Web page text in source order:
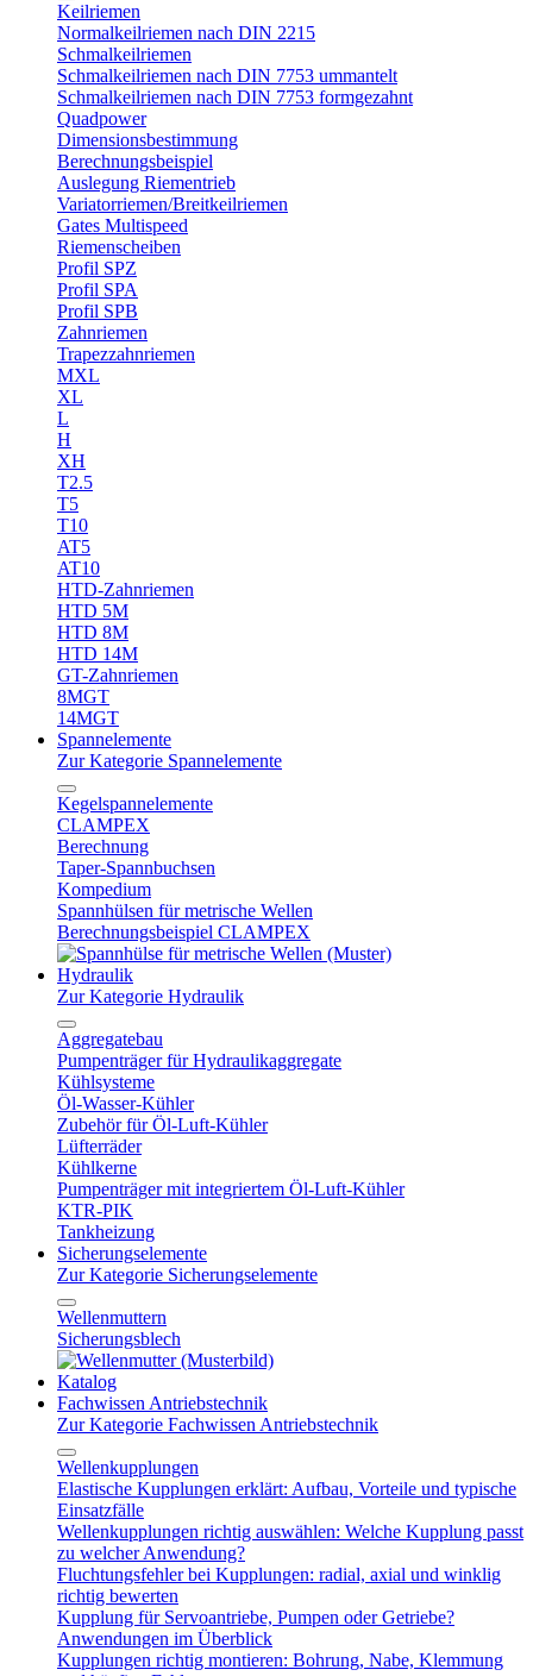
Keilriemen
Normalkeilriemen nach DIN 2215
Schmalkeilriemen
Schmalkeilriemen nach DIN 7753 ummantelt
Schmalkeilriemen nach DIN 7753 formgezahnt
Quadpower
Dimensionsbestimmung
Berechnungsbeispiel
Auslegung Riementrieb
Variatorriemen/Breitkeilriemen
Gates Multispeed
Riemenscheiben
Profil SPZ
Profil SPA
Profil SPB
Zahnriemen
Trapezzahnriemen
MXL
XL
L
H
XH
T2.5
T5
T10
AT5
AT10
HTD-Zahnriemen
HTD 5M
HTD 8M
HTD 14M
GT-Zahnriemen
8MGT
14MGT
Spannelemente
Zur Kategorie Spannelemente
Kegelspannelemente
CLAMPEX
Berechnung
Taper-Spannbuchsen
Kompedium
Spannhülsen für metrische Wellen
Berechnungsbeispiel CLAMPEX
Hydraulik
Zur Kategorie Hydraulik
Aggregatebau
Pumpenträger für Hydraulikaggregate
Kühlsysteme
Öl-Wasser-Kühler
Zubehör für Öl-Luft-Kühler
Lüfterräder
Kühlkerne
Pumpenträger mit integriertem Öl-Luft-Kühler
KTR-PIK
Tankheizung
Sicherungselemente
Zur Kategorie Sicherungselemente
Wellenmuttern
Sicherungsblech
Katalog
Fachwissen Antriebstechnik
Zur Kategorie Fachwissen Antriebstechnik
Wellenkupplungen
Elastische Kupplungen erklärt: Aufbau, Vorteile und typische
Einsatzfälle
Wellenkupplungen richtig auswählen: Welche Kupplung passt
zu welcher Anwendung?
Fluchtungsfehler bei Kupplungen: radial, axial und winklig
richtig bewerten
Kupplung für Servoantriebe, Pumpen oder Getriebe?
Anwendungen im Überblick
Kupplungen richtig montieren: Bohrung, Nabe, Klemmung